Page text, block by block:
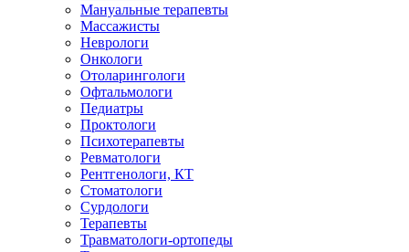
Мануальные терапевты
Массажисты
Неврологи
Онкологи
Отоларингологи
Офтальмологи
Педиатры
Проктологи
Психотерапевты
Ревматологи
Рентгенологи, КТ
Стоматологи
Сурдологи
Терапевты
Травматологи-ортопеды